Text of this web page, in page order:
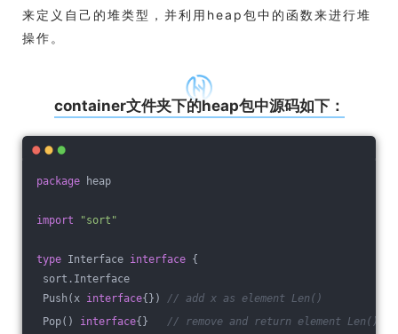
来定义自己的堆类型，并利用heap包中的函数来进行堆
操作。
container文件夹下的heap包中源码如下：
package heap
import "sort"
type Interface interface {
sort.Interface
Push(x interface{}) // add x as element Len()
Pop() interface{} // remove and return element Len() -